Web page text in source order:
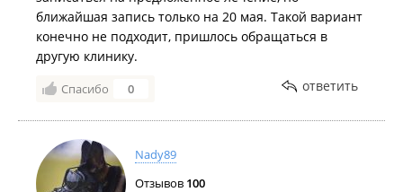
ближайшая запись только на 20 мая. Такой вариант
конечно не подходит, пришлось обращаться в
другую клинику.
Спасибо 0 ответить
Nady89
Отзывов 100